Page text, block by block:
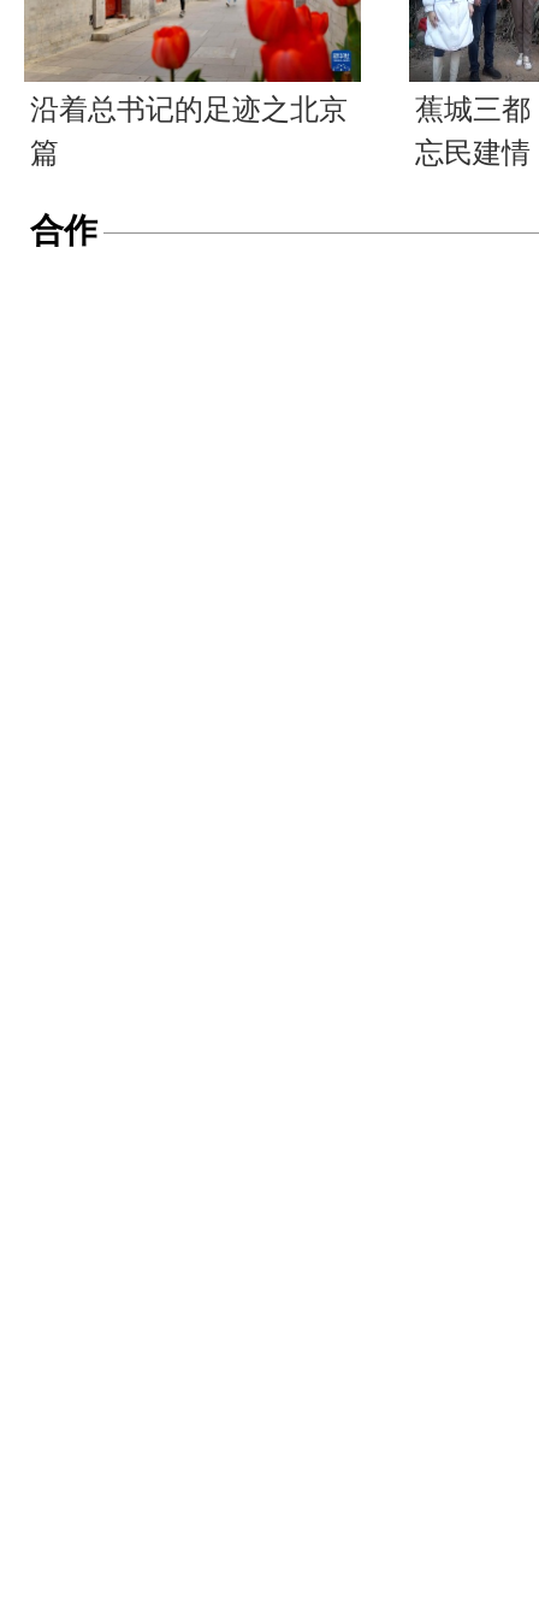
沿着总书记的足迹之北京
篇
蕉城三都
忘民建情
合作